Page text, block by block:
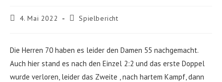
Beitrag
4. Mai 2022
Beitrags-
Spielbericht
Die Herren 70 haben es leider den Damen 55 nachgemacht.
Auch hier stand es nach den Einzel 2:2 und das erste Doppel
wurde verloren, leider das Zweite , nach hartem Kampf, dann